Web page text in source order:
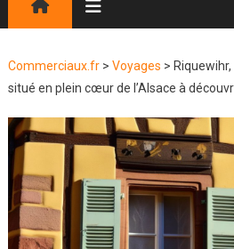
Commerciaux.fr> Voyages >
situé en plein cœur de l’Alsace à